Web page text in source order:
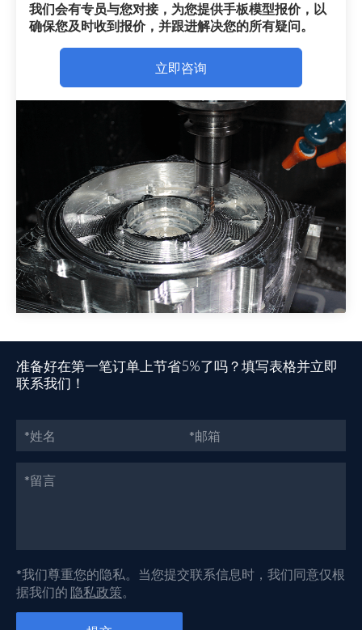
我们会有专员与您对接，为您提供手板模型报价，以
确保您及时收到报价，并跟进解决您的所有疑问。
立即咨询
准备好在第一笔订单上节省5%了吗？填写表格并立即
联系我们！
*我们尊重您的隐私。当您提交联系信息时，我们同意仅根
据我们的 隐私政策